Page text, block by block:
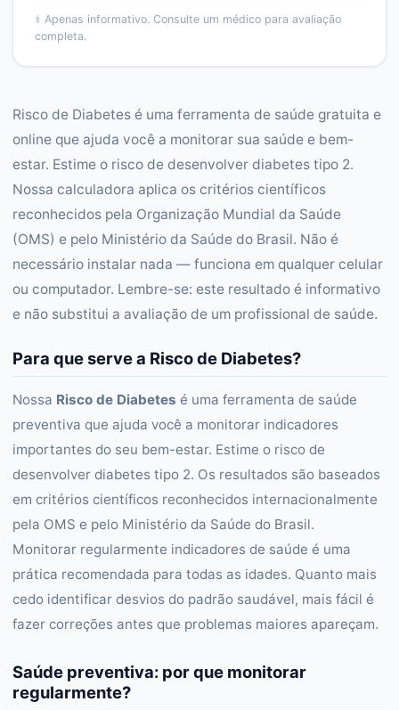
⚕️ Apenas informativo. Consulte um médico para avaliação
completa.
Risco de Diabetes é uma ferramenta de saúde gratuita e
online que ajuda você a monitorar sua saúde e bem-
estar. Estime o risco de desenvolver diabetes tipo 2.
Nossa calculadora aplica os critérios científicos
reconhecidos pela Organização Mundial da Saúde
(OMS) e pelo Ministério da Saúde do Brasil. Não é
necessário instalar nada — funciona em qualquer celular
ou computador. Lembre-se: este resultado é informativo
e não substitui a avaliação de um profissional de saúde.
Para que serve a Risco de Diabetes?
Nossa Risco de Diabetes é uma ferramenta de saúde
preventiva que ajuda você a monitorar indicadores
importantes do seu bem-estar. Estime o risco de
desenvolver diabetes tipo 2. Os resultados são baseados
em critérios científicos reconhecidos internacionalmente
pela OMS e pelo Ministério da Saúde do Brasil.
Monitorar regularmente indicadores de saúde é uma
prática recomendada para todas as idades. Quanto mais
cedo identificar desvios do padrão saudável, mais fácil é
fazer correções antes que problemas maiores apareçam.
Saúde preventiva: por que monitorar
regularmente?